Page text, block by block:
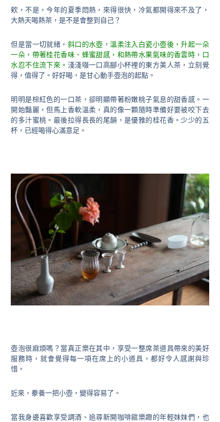
欸，不是，今年的夏季悶熱，來得很快，冷氣都開得來不及了，
大熱天喝熱茶，是不是會整到自己？
但是當一切就緒， 斜口的水壺，溫柔注入白瓷小壺後，升起一朵
一朵，帶著桂花香味、蜂蜜甜感，和熱帶水果氣味的香雲時，口
水忍不住流下來。 淺淺啜一口高腳小杯裡的東方美人茶，立刻覺
得，值得了。好好喝，是甘心動手壺泡的起點。
明明是棕紅色的一口茶，卻明顯帶著粉嫩桃子氣息的甜香感。一
開始豔麗，但馬上香軟溫柔，真的像一顆隨時準備好要被咬下去
的多汁蜜桃。最後拉得長長的尾韻，是優雅的桂花香。少少的五
杯，已經喝得心滿意足。
壺泡很麻煩嗎？當真正樂在其中，享受一整席茶道具帶來的美好
服務時，就會覺得每一項在席上的小道具，都好令人感謝與珍
惜。
近來，豢養一把小壺，變得容易了。
當我身邊喜歡享受調酒、追尋新開咖啡館樂趣的年輕妹妹們，也